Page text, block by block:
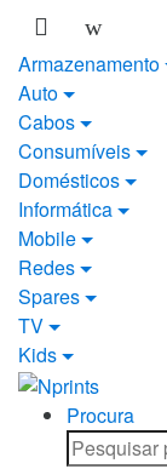
Saltar
para
navegação
Pular
para
conteúdo
Armazenamento
Auto
Cabos
Consumíveis
Domésticos
Informática
Mobile
Redes
Spares
TV
Kids
Procura
Pesquisar